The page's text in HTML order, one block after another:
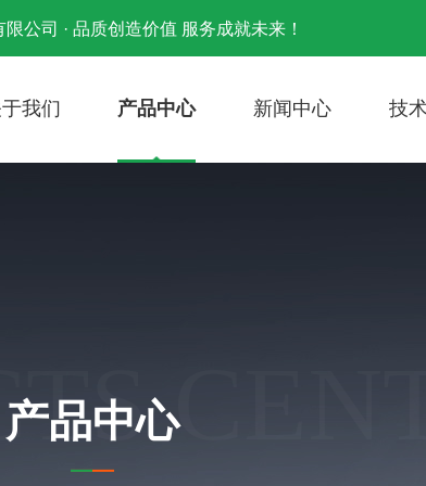
公司 · 品质创造价值 服务成就未来！
我们 产品中心 新闻中心 技
产品中心